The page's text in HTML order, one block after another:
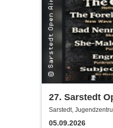
27. Sarstedt
Sarstedt,
05.09.2026